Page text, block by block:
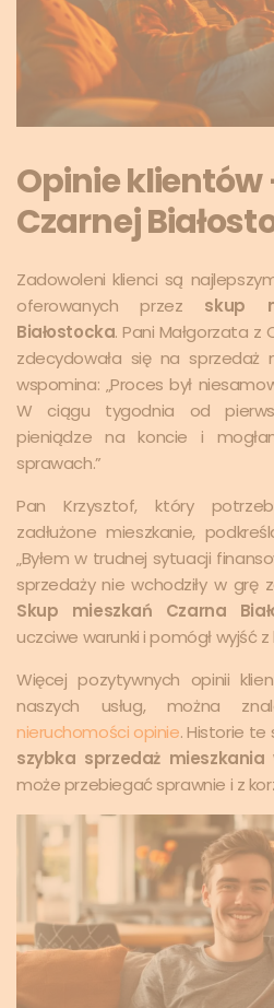
Opinie klientów
Czarnej
Zadowoleni klienci są
oferowanych przez skup
Białostocka. Pani Małgorzata z
zdecydowała się na sprzedaż
wspomina: „Proces był
W ciągu tygodnia od
pieniądze na koncie i
sprawach.”
Pan Krzysztof, który
zadłużone mieszkanie,
„Byłem w trudnej sytuacji
sprzedaży nie wchodziły w grę
Skup mieszkań Czarna
uczciwe warunki i pomógł wyjść z
Więcej pozytywnych opinii
naszych usług, można
nieruchomości opinie. Historie
szybka sprzedaż mieszkania
może przebiegać sprawnie i z